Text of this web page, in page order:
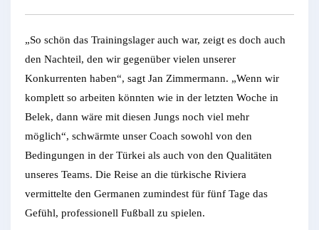
„So schön das Trainingslager auch war, zeigt es doch auch
den Nachteil, den wir gegenüber vielen unserer
Konkurrenten haben“, sagt Jan Zimmermann. „Wenn wir
komplett so arbeiten könnten wie in der letzten Woche in
Belek, dann wäre mit diesen Jungs noch viel mehr
möglich“, schwärmte unser Coach sowohl von den
Bedingungen in der Türkei als auch von den Qualitäten
unseres Teams. Die Reise an die türkische Riviera
vermittelte den Germanen zumindest für fünf Tage das
Gefühl, professionell Fußball zu spielen.